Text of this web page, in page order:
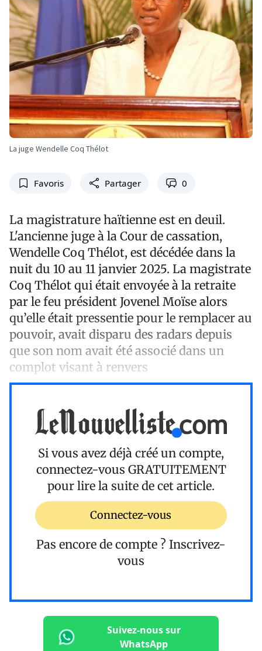
La juge Wendelle Coq Thélot
Favoris Partager 0
La magistrature haïtienne est en deuil.
L'ancienne juge à la Cour de cassation,
Wendelle Coq Thélot, est décédée dans la
nuit du 10 au 11 janvier 2025. La magistrate
Coq Thélot qui était envoyée à la retraite
par le feu président Jovenel Moïse alors
qu’elle était pressentie pour le remplacer au
pouvoir, avait disparu des radars depuis
que son nom avait été associé dans un
complot visant à renvers
Si vous avez déjà créé un compte,
connectez-vous GRATUITEMENT
pour lire la suite de cet article.
Connectez-vous
Pas encore de compte ? Inscrivez-
vous
Suivez-nous sur
WhatsApp